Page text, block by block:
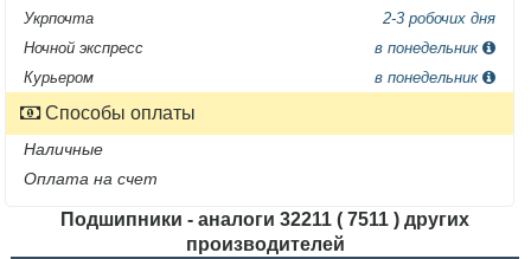
Укрпочта
2-3 робочих дня
Ночной экспресс
в понедельник
Курьером
в понедельник
Способы оплаты
Наличные
Оплата на счет
Подшипники - аналоги 32211 ( 7511 ) других
производителей